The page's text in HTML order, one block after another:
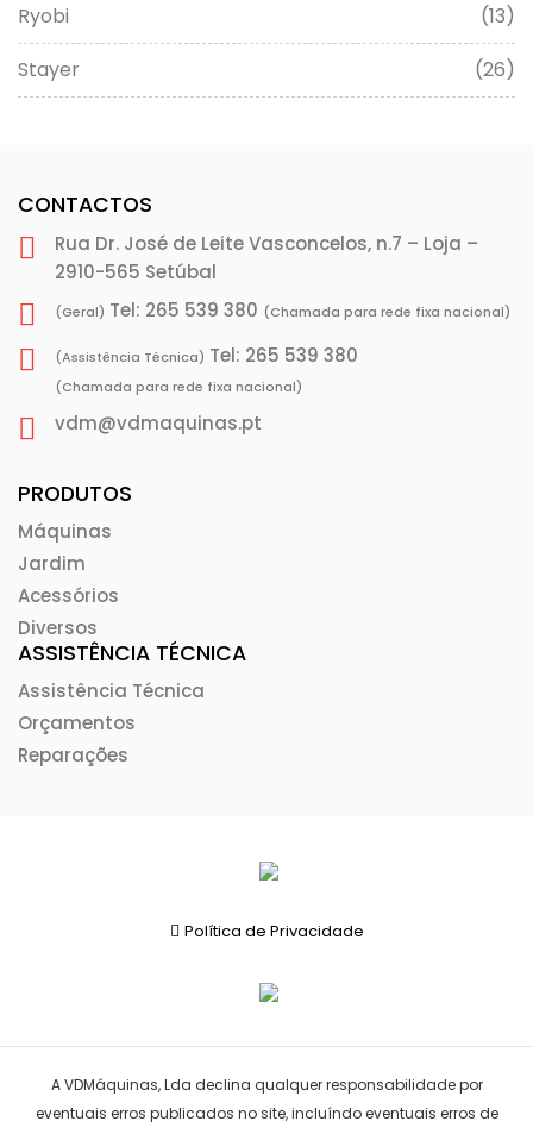
Ryobi
(13)
Stayer
(26)
CONTACTOS
Rua Dr. José de Leite Vasconcelos, n.7 – Loja –
2910-565 Setúbal
(Geral) Tel: 265 539 380 (Chamada para rede fixa nacional)
(Assistência Técnica) Tel: 265 539 380
(Chamada para rede fixa nacional)
vdm@vdmaquinas.pt
PRODUTOS
Máquinas
Jardim
Acessórios
Diversos
ASSISTÊNCIA TÉCNICA
Assistência Técnica
Orçamentos
Reparações
Política de Privacidade
A VDMáquinas, Lda declina qualquer responsabilidade por
eventuais erros publicados no site, incluíndo eventuais erros de